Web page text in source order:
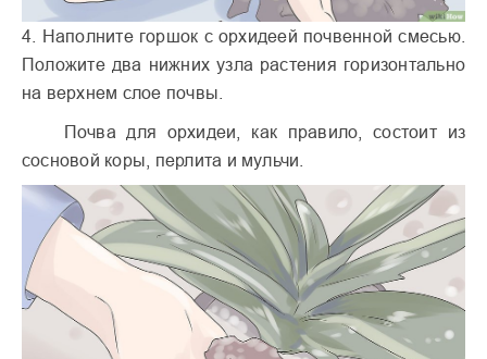
4. Наполните горшок с орхидеей почвенной смесью.
Положите два нижних узла растения горизонтально
на верхнем слое почвы.
Почва для орхидеи, как правило, состоит из
сосновой коры, перлита и мульчи.